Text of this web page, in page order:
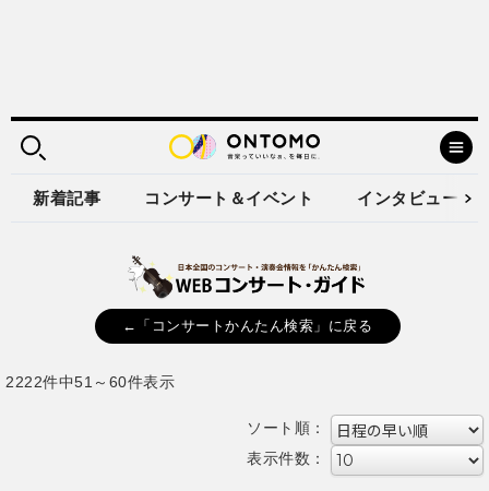
新着記事 コンサート＆イベント インタビュー
←「コンサートかんたん検索」に戻る
2222件中51～60件表示
ソート順：
表示件数：